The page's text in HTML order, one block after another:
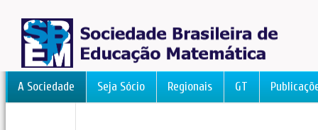
A Sociedade Seja Sócio Regionais GT